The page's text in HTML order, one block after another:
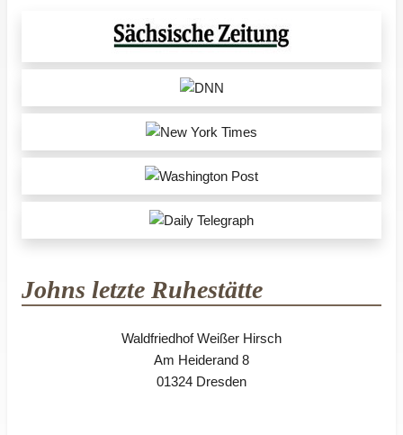
Johns letzte Ruhestätte
Waldfriedhof Weißer Hirsch
Am Heiderand 8
01324 Dresden